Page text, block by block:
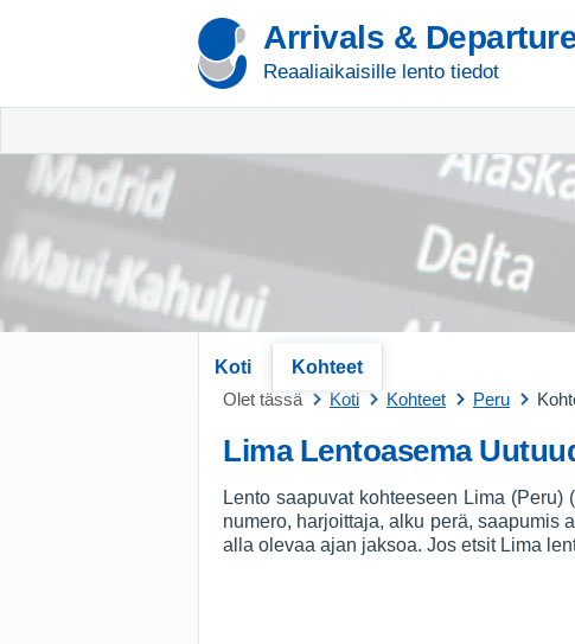
Arrivals &
Reaaliaikaisille lento tiedot
Koti
Kohteet
Olet tässä
Koti Kohteet Peru
Lima Lentoasema
Lento saapuvat kohteeseen Lima
numero, harjoittaja, alku perä, saapumis
alla olevaa ajan jaksoa. Jos etsit Lima